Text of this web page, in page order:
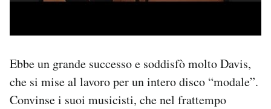
Ebbe un grande successo e soddisfò molto Davis,
che si mise al lavoro per un intero disco “modale”.
Convinse i suoi musicisti, che nel frattempo